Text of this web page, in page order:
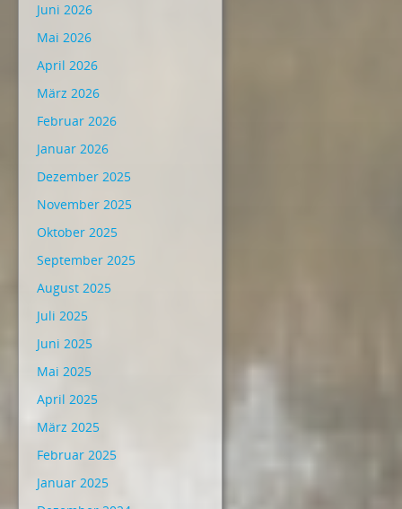
Juni 2026
Mai 2026
April 2026
März 2026
Februar 2026
Januar 2026
Dezember 2025
November 2025
Oktober 2025
September 2025
August 2025
Juli 2025
Juni 2025
Mai 2025
April 2025
März 2025
Februar 2025
Januar 2025